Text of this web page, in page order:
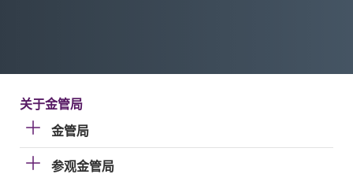
关于金管局
金管局
参观金管局